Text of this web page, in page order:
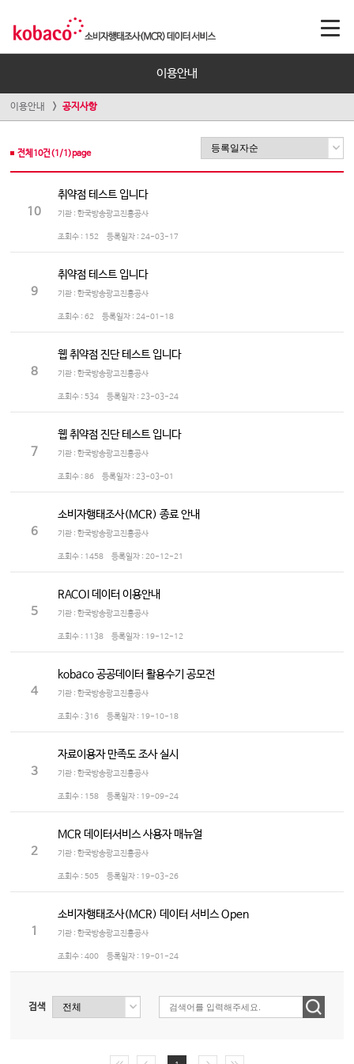
이용안내
이용안내 공지사항
전체 10건(1 /1 )page
10
취약점 테스트 입니다
기관 : 한국방송광고진흥공사
조회수 : 152 등록일자 : 24-03-17
9
취약점 테스트 입니다
기관 : 한국방송광고진흥공사
조회수 : 62 등록일자 : 24-01-18
8
웹 취약점 진단 테스트 입니다
기관 : 한국방송광고진흥공사
조회수 : 534 등록일자 : 23-03-24
7
웹 취약점 진단 테스트 입니다
기관 : 한국방송광고진흥공사
조회수 : 86 등록일자 : 23-03-01
6
소비자행태조사(MCR) 종료 안내
기관 : 한국방송광고진흥공사
조회수 : 1458 등록일자 : 20-12-21
5
RACOI 데이터 이용안내
기관 : 한국방송광고진흥공사
조회수 : 1138 등록일자 : 19-12-12
4
kobaco 공공데이터 활용수기 공모전
기관 : 한국방송광고진흥공사
조회수 : 316 등록일자 : 19-10-18
3
자료이용자 만족도 조사 실시
기관 : 한국방송광고진흥공사
조회수 : 158 등록일자 : 19-09-24
2
MCR 데이터서비스 사용자 매뉴얼
기관 : 한국방송광고진흥공사
조회수 : 505 등록일자 : 19-03-26
1
소비자행태조사(MCR) 데이터 서비스 Open
기관 : 한국방송광고진흥공사
조회수 : 400 등록일자 : 19-01-24
검색